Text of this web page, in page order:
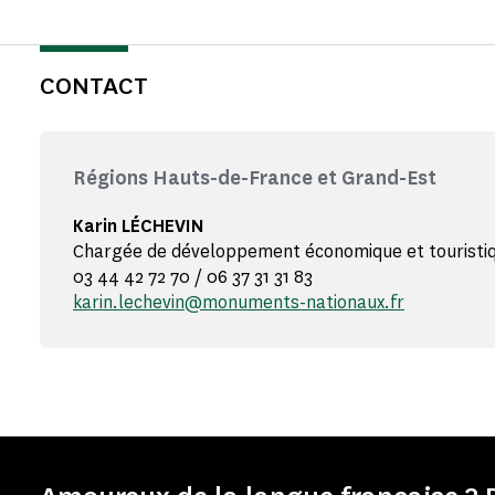
CONTACT
Régions Hauts-de-France et Grand-Est
Karin LÉCHEVIN
Chargée de développement économique et
03 44 42 72 70 / 06 37 31 31 83
karin.lechevin@monuments-nationaux.fr